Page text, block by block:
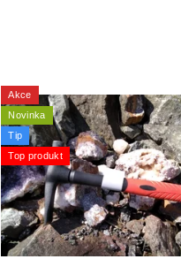
Akce
Novinka
Tip
Top produkt